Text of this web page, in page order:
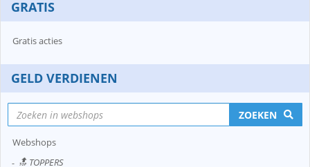
GRATIS
Gratis acties
GELD VERDIENEN
ZOEKEN
Webshops
🔝 TOPPERS